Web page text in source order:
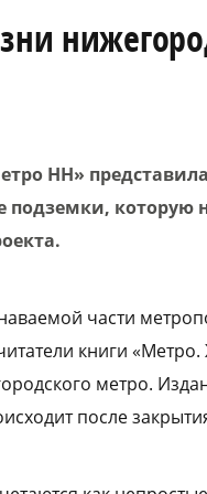
НН»
подземки, которую
части
книги
метро.
после